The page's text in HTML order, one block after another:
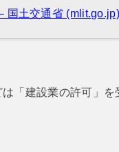
国土交通省 (mlit.go.jp)
「建設業の許可」を